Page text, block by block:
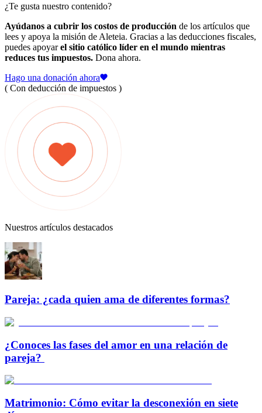
¿Te gusta nuestro contenido?
Ayúdanos a cubrir los costos de producción de los artículos que
lees y apoya la misión de Aleteia. Gracias a las deducciones fiscales,
puedes apoyarel sitio católico líder en el mundo mientras
reduces tus impuestos. Dona ahora.
Hago una donación ahora
( Con deducción de impuestos )
Nuestros artículos destacados
Pareja: ¿cada quien ama de diferentes formas?
¿Conoces las fases del amor en una relación de
pareja?
Matrimonio: Cómo evitar la desconexión en siete